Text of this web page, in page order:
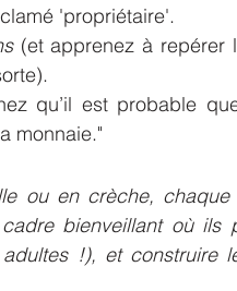
'propriétaire'.
(et apprenez à repérer
qu’il est probable
monnaie."
ou en crèche,
bienveillant où ils
!), et construire